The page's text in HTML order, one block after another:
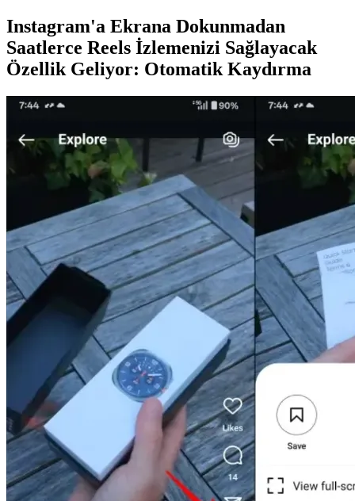
Instagram'a Ekrana Dokunmadan
Saatlerce Reels İzlemenizi Sağlayacak
Özellik Geliyor: Otomatik Kaydırma